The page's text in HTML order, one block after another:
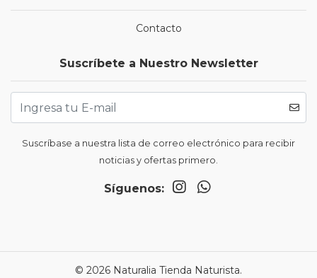
Contacto
Suscríbete a Nuestro Newsletter
Suscríbase a nuestra lista de correo electrónico para recibir
noticias y ofertas primero.
Síguenos:
© 2026 Naturalia Tienda Naturista.